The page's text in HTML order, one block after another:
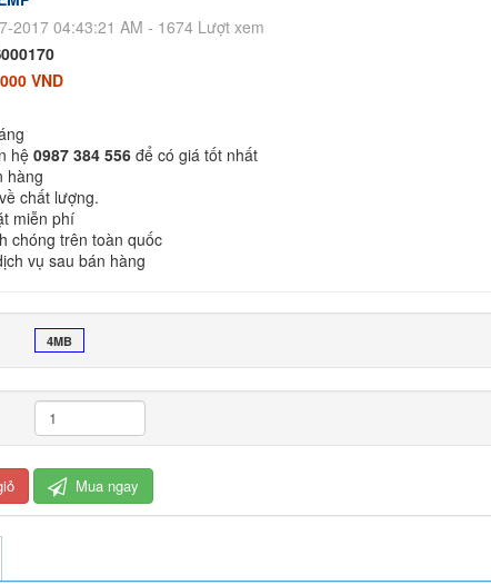
2017 04:43:21 AM - 1674 Lượt xem
VND
hệ 0987 384 556 để có giá tốt nhất
hàng
chất lượng.
miễn phí
chóng trên toàn quốc
vụ sau bán hàng
4MB
Mua ngay